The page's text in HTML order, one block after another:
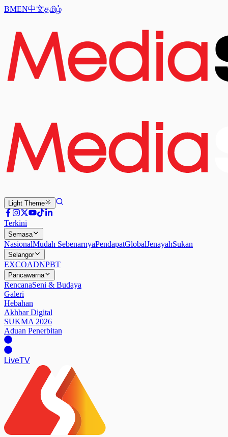
BMEN中文தமிழ்
Light Theme
Terkini
Semasa
NasionalMudah SebenarnyaPendapatGlobalJenayahSukan
Selangor
EXCOADNPBT
Pancawarna
RencanaSeni & Budaya
Galeri
Hebahan
Akhbar Digital
SUKMA 2026
Aduan Penerbitan
LiveTV